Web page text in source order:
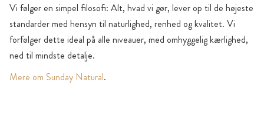
Vi følger en simpel filosofi: Alt, hvad vi gør, lever op til de højeste
standarder med hensyn til naturlighed, renhed og kvalitet. Vi
forfølger dette ideal på alle niveauer, med omhyggelig kærlighed,
ned til mindste detalje.
Mere om Sunday Natural.